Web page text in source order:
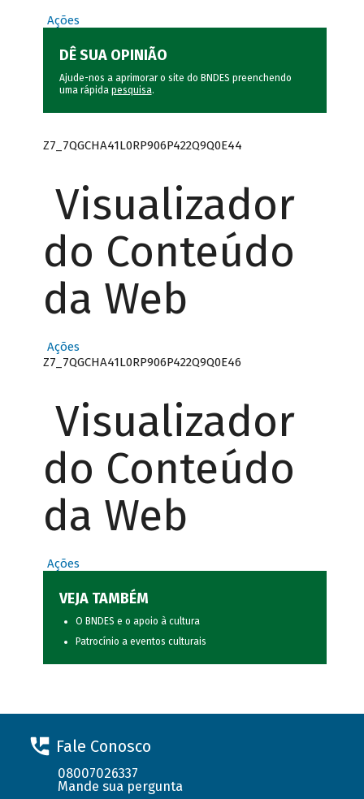
Ações
DÊ SUA OPINIÃO
Ajude-nos a aprimorar o site do BNDES preenchendo
uma rápida pesquisa.
Z7_7QGCHA41L0RP906P422Q9Q0E44
Visualizador
do Conteúdo
da Web
Ações
Z7_7QGCHA41L0RP906P422Q9Q0E46
Visualizador
do Conteúdo
da Web
Ações
VEJA TAMBÉM
O BNDES e o apoio à cultura
Patrocínio a eventos culturais
Fale Conosco
08007026337
Mande sua pergunta